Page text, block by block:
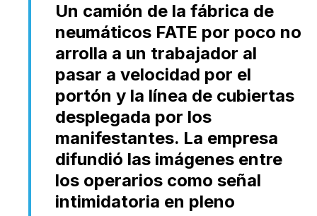
Un camión de la fábrica de
neumáticos FATE por poco no
arrolla a un trabajador al
pasar a velocidad por el
portón y la línea de cubiertas
desplegada por los
manifestantes. La empresa
difundió las imágenes entre
los operarios como señal
intimidatoria en pleno